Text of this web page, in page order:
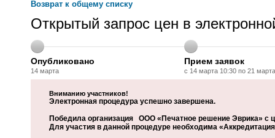
Возврат к общему списку
Открытый запрос цен в
Опубликовано
14 марта
Прием заявок
с 14 марта 10:30 по 21
Вниманию участников!
Электронная процедура успешно завершена.
Победила организация ООО «Печатное решение Эврика» с
Для участия в данной процедуре необходима